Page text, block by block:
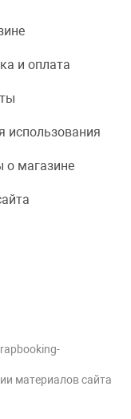
и оплата
использования
о магазине
материалов сайта